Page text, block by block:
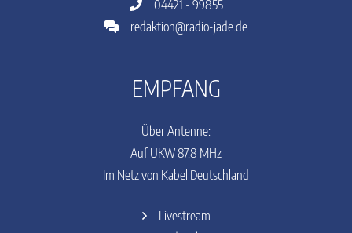
04421 - 99855
redaktion@radio-jade.de
EMPFANG
Über Antenne:
Auf UKW 87.8 MHz
Im Netz von Kabel Deutschland
Livestream